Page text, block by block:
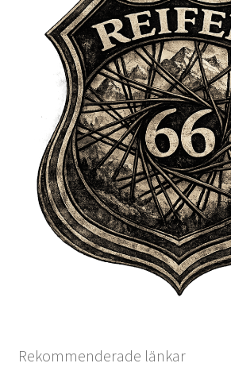
Rekommenderade länkar